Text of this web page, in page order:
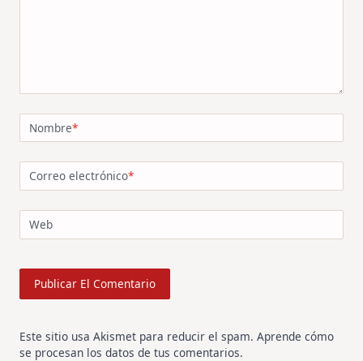
Nombre*
Correo electrónico*
Web
Este sitio usa Akismet para reducir el spam. Aprende cómo
se procesan los datos de tus comentarios.